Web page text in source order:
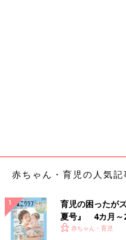
赤ちゃん・育児の人気
育児の困ったが
夏号』 4カ月～
いっぱい！
赤ちゃん・育児